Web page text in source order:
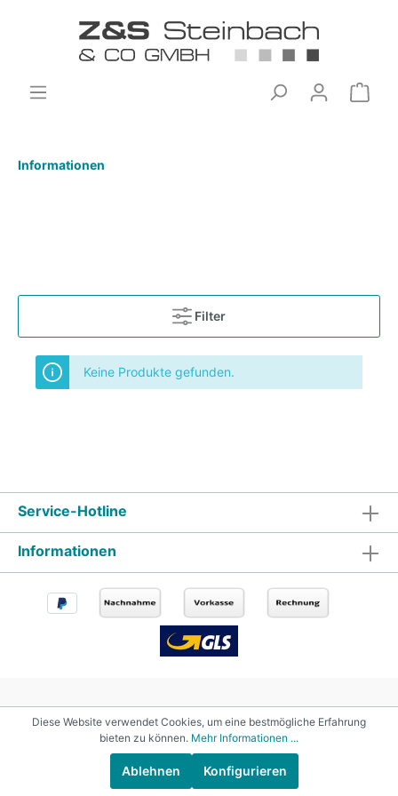
Informationen
Filter
Keine Produkte gefunden.
Service-Hotline
Informationen
Diese Website verwendet Cookies, um eine bestmögliche Erfahrung
bieten zu können. Mehr Informationen ...
Ablehnen Konfigurieren